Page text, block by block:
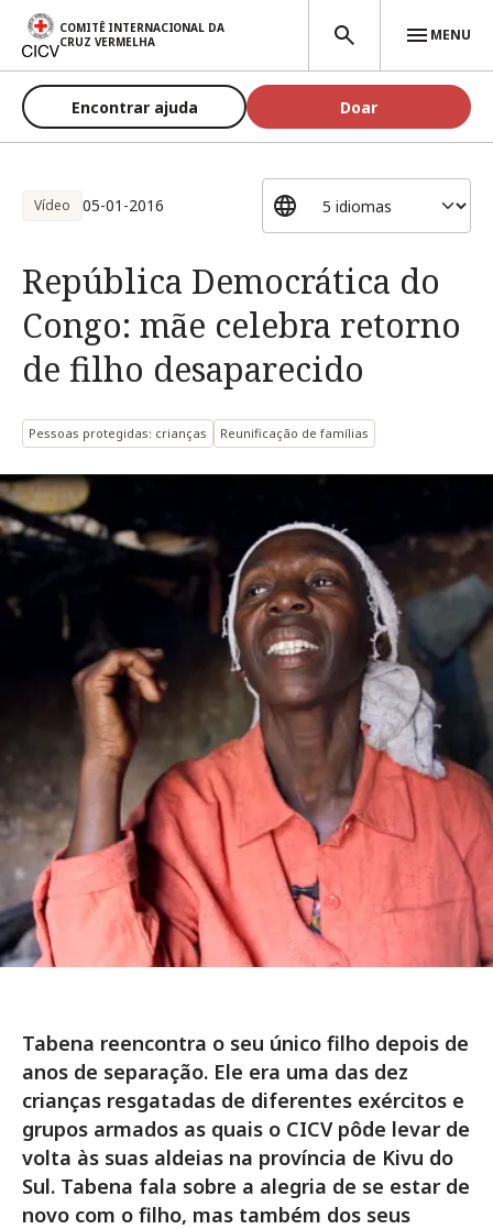
Passar para o conteúdo principal
COMITÊ INTERNACIONAL DA
CRUZ VERMELHA
MENU
Encontrar ajuda Doar
Vídeo 05-01-2016
República Democrática do
Congo: mãe celebra retorno
de filho desaparecido
Pessoas protegidas: crianças Reunificação de famílias
Tabena reencontra o seu único filho depois de
anos de separação. Ele era uma das dez
crianças resgatadas de diferentes exércitos e
grupos armados as quais o CICV pôde levar de
volta às suas aldeias na província de Kivu do
Sul. Tabena fala sobre a alegria de se estar de
novo com o filho, mas também dos seus